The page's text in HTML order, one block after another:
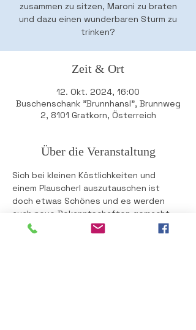
zusammen zu sitzen, Maroni zu braten
und dazu einen wunderbaren Sturm zu
trinken?
Zeit & Ort
12. Okt. 2024, 16:00
Buschenschank "Brunnhansl", Brunnweg
2, 8101 Gratkorn, Österreich
Über die Veranstaltung
Sich bei kleinen Köstlichkeiten und
einem Plauscherl auszutauschen ist
doch etwas Schönes und es werden
auch neue Bekanntschaften gemacht.
Das Fest ermöglicht den Menschen, sich